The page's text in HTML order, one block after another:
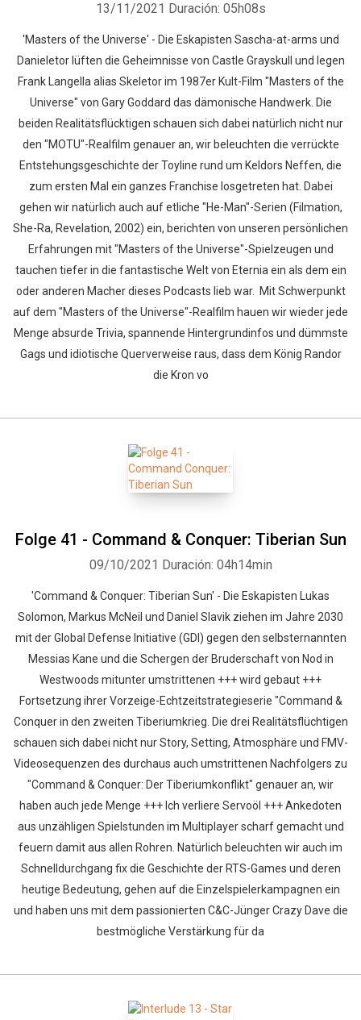
13/11/2021 Duración: 05h08s
'Masters of the Universe' - Die Eskapisten Sascha-at-arms und
Danieletor lüften die Geheimnisse von Castle Grayskull und legen
Frank Langella alias Skeletor im 1987er Kult-Film "Masters of the
Universe" von Gary Goddard das dämonische Handwerk. Die
beiden Realitätsflücktigen schauen sich dabei natürlich nicht nur
den "MOTU"-Realfilm genauer an, wir beleuchten die verrückte
Entstehungsgeschichte der Toyline rund um Keldors Neffen, die
zum ersten Mal ein ganzes Franchise losgetreten hat. Dabei
gehen wir natürlich auch auf etliche "He-Man"-Serien (Filmation,
She-Ra, Revelation, 2002) ein, berichten von unseren persönlichen
Erfahrungen mit "Masters of the Universe"-Spielzeugen und
tauchen tiefer in die fantastische Welt von Eternia ein als dem ein
oder anderen Macher dieses Podcasts lieb war. Mit Schwerpunkt
auf dem "Masters of the Universe"-Realfilm hauen wir wieder jede
Menge absurde Trivia, spannende Hintergrundinfos und dümmste
Gags und idiotische Querverweise raus, dass dem König Randor
die Kron vo
Folge 41 - Command & Conquer: Tiberian Sun
09/10/2021 Duración: 04h14min
'Command & Conquer: Tiberian Sun' - Die Eskapisten Lukas
Solomon, Markus McNeil und Daniel Slavik ziehen im Jahre 2030
mit der Global Defense Initiative (GDI) gegen den selbsternannten
Messias Kane und die Schergen der Bruderschaft von Nod in
Westwoods mitunter umstrittenen +++ wird gebaut +++
Fortsetzung ihrer Vorzeige-Echtzeitstrategieserie "Command &
Conquer in den zweiten Tiberiumkrieg. Die drei Realitätsflüchtigen
schauen sich dabei nicht nur Story, Setting, Atmosphäre und FMV-
Videosequenzen des durchaus auch umstrittenen Nachfolgers zu
"Command & Conquer: Der Tiberiumkonflikt" genauer an, wir
haben auch jede Menge +++ Ich verliere Servoöl +++ Ankedoten
aus unzähligen Spielstunden im Multiplayer scharf gemacht und
feuern damit aus allen Rohren. Natürlich beleuchten wir auch im
Schnelldurchgang fix die Geschichte der RTS-Games und deren
heutige Bedeutung, gehen auf die Einzelspielerkampagnen ein
und haben uns mit dem passionierten C&C-Jünger Crazy Dave die
bestmögliche Verstärkung für da